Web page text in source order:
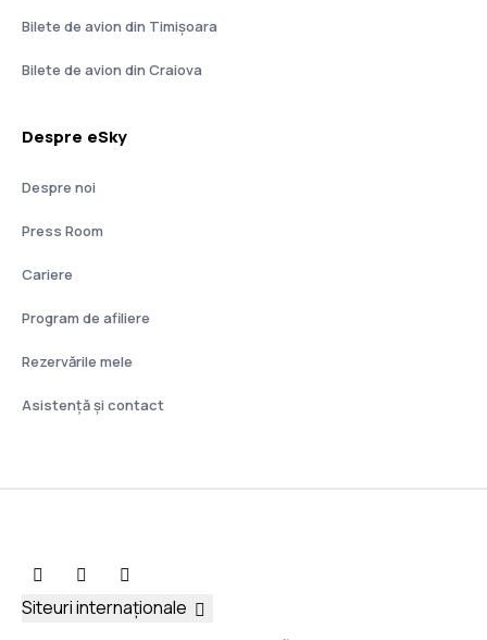
Bilete de avion din Timișoara
Bilete de avion din Craiova
Despre eSky
Despre noi
Press Room
Cariere
Program de afiliere
Rezervările mele
Asistenţă şi contact
Siteuri internaționale